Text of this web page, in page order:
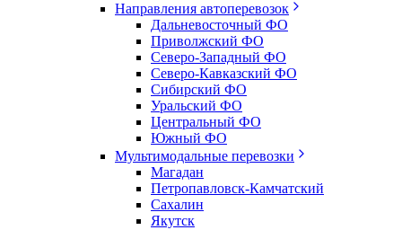
Направления автоперевозок
Дальневосточный ФО
Приволжский ФО
Северо-Западный ФО
Северо-Кавказский ФО
Сибирский ФО
Уральский ФО
Центральный ФО
Южный ФО
Мультимодальные перевозки
Магадан
Петропавловск-Камчатский
Сахалин
Якутск